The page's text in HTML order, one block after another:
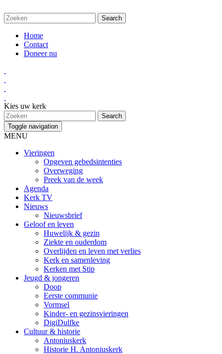
Home
Contact
Doneer nu
Kies uw kerk
Toggle navigation
MENU
Vieringen
Opgeven gebedsintenties
Overweging
Preek van de week
Agenda
Kerk TV
Nieuws
Nieuwsbrief
Geloof en leven
Huwelijk & gezin
Ziekte en ouderdom
Overlijden en leven met verlies
Kerk en samenleving
Kerken met Stip
Jeugd & jongeren
Doop
Eerste communie
Vormsel
Kinder- en gezinsvieringen
DigiDulfke
Cultuur & historie
Antoniuskerk
Historie H. Antoniuskerk